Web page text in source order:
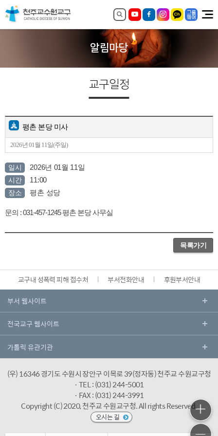
알림마당
교구일정
평촌 본당 미사
2026년 01월 11일(주일)
일시 2026년 01월 11일
시간 11:00
장소 평촌 성당
문의 : 031-457-1245 평촌 본당 사무실
목록가기
교구내 성폭력 피해 접수처 부서전화안내 후원부서안내
(우) 16346 경기도 수원시 장안구 이목로 39(정자동) 천주교 수원교구청
· TEL : (031) 244-5001
· FAX : (031) 244-3991
Copyright (C) 2020, 천주교 수원교구청.All rights Reserved.
오시는 길